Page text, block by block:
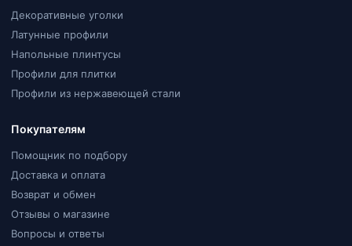
Декоративные уголки
Латунные профили
Напольные плинтусы
Профили для плитки
Профили из нержавеющей стали
Покупателям
Помощник по подбору
Доставка и оплата
Возврат и обмен
Отзывы о магазине
Вопросы и ответы